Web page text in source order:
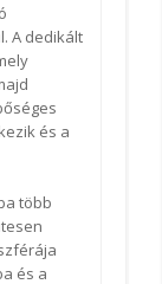
A dedikált
és a
több
és a